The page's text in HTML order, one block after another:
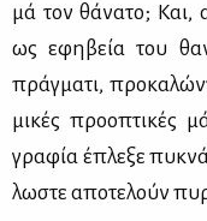
μά τον θά­να­το; Και,
ως εφη­βεία του
πράγ­μα­τι,
μι­κές προ­ο­πτι­κές
γρα­φία έπλε­ξε
λω­στε απο­τε­λούν